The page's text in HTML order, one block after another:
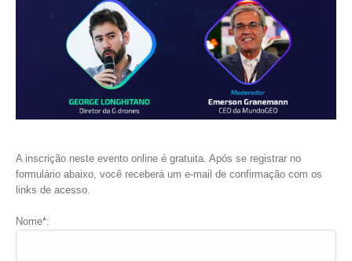
A inscrição neste evento online é gratuita. Após se registrar no
formulário abaixo, você receberá um e-mail de confirmação com os
links de acesso.
Nome*: